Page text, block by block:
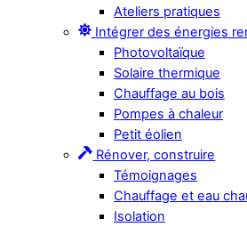
Ateliers pratiques
Intégrer des énergies
Photovoltaïque
Solaire thermique
Chauffage au bois
Pompes à chaleur
Petit éolien
Rénover, construire
Témoignages
Chauffage et eau
Isolation